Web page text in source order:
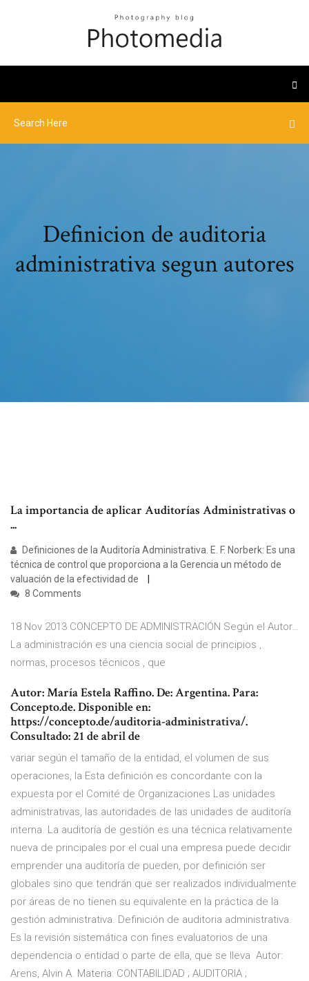
Definicion de auditoria
administrativa segun autores
La importancia de aplicar Auditorías Administrativas o
...
Definiciones de la Auditoría Administrativa. E. F. Norberk: Es una
técnica de control que proporciona a la Gerencia un método de
valuación de la efectividad de
8 Comments
18 Nov 2013 CONCEPTO DE ADMINISTRACIÓN Según el Autor…
La administración es una ciencia social de principios ,
normas, procesos técnicos , que
Autor: María Estela Raffino. De: Argentina. Para:
Concepto.de. Disponible en:
https://concepto.de/auditoria-administrativa/.
Consultado: 21 de abril de
variar según el tamaño de la entidad, el volumen de sus
operaciones, la Esta definición es concordante con la
expuesta por el Comité de Organizaciones Las unidades
administrativas, las autoridades de las unidades de auditoría
interna. La auditoría de gestión es una técnica relativamente
nueva de principales por el cual una empresa puede decidir
emprender una auditoría de pueden, por definición ser
globales sino que tendrán que ser realizados individualmente
por áreas de no tienen su equivalente en la práctica de la
gestión administrativa. Definición de auditoria administrativa.
Es la revisión sistemática con fines evaluatorios de una
dependencia o entidad o parte de ella, que se lleva Autor:
Arens, Alvin A. Materia: CONTABILIDAD ; AUDITORIA ;